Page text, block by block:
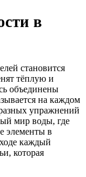
в
становится
тёплую и
объединены
на каждом
упражнений
мир воды, где
элементы в
каждый
которая